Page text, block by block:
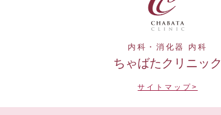
内科・消化器 内科
ちゃばたクリニック
サイトマップ>